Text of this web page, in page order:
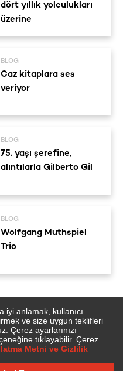
dört yıllık yolculukları
üzerine
BLOG
Caz kitaplara ses
veriyor
BLOG
75. yaşı şerefine,
alıntılarla Gilberto Gil
BLOG
Wolfgang Muthspiel
Trio